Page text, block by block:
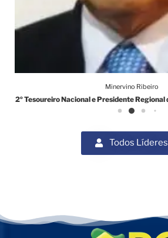
Minervino Ribeiro
2º Tesoureiro Nacional e Presidente Regional
Todos Líderes